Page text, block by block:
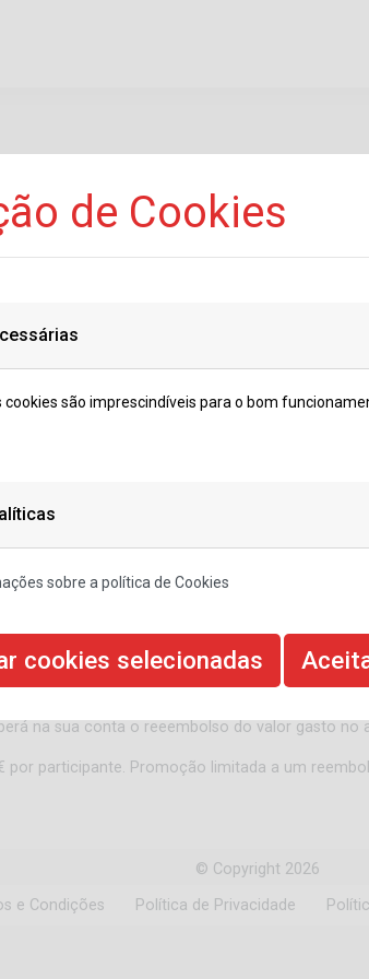
de Cookies
cookies são imprescindíveis para o bom
sobre a política de Cookies
cookies selecionadas
GLADE MARÇO 2025
qualquer aparelho de Glade® Refreshing
o registo com os dados solicitados neste site
na sua conta o reeembolso do valor gasto no
por participante. Promoção limitada a um
© Copyright 2026
e Condições
Política de Privacidade